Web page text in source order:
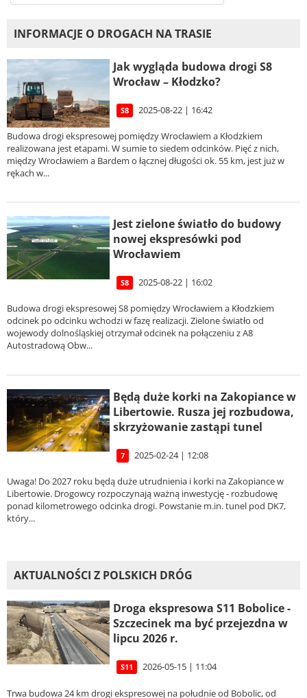
INFORMACJE O DROGACH NA TRASIE
Jak wygląda budowa drogi S8
Wrocław – Kłodzko?
S8 2025-08-22 | 16:42
Budowa drogi ekspresowej pomiędzy Wrocławiem a Kłodzkiem
realizowana jest etapami. W sumie to siedem odcinków. Pięć z nich,
między Wrocławiem a Bardem o łącznej długości ok. 55 km, jest już w
rękach w...
Jest zielone światło do budowy
nowej ekspresówki pod
Wrocławiem
S8 2025-08-22 | 16:02
Budowa drogi ekspresowej S8 pomiędzy Wrocławiem a Kłodzkiem
odcinek po odcinku wchodzi w fazę realizacji. Zielone światło od
wojewody dolnośląskiej otrzymał odcinek na połączeniu z A8
Autostradową Obw...
Będą duże korki na Zakopiance w
Libertowie. Rusza jej rozbudowa,
skrzyżowanie zastąpi tunel
7 2025-02-24 | 12:08
Uwaga! Do 2027 roku będą duże utrudnienia i korki na Zakopiance w
Libertowie. Drogowcy rozpoczynają ważną inwestycję - rozbudowę
ponad kilometrowego odcinka drogi. Powstanie m.in. tunel pod DK7,
który...
AKTUALNOŚCI Z POLSKICH DRÓG
Droga ekspresowa S11 Bobolice -
Szczecinek ma być przejezdna w
lipcu 2026 r.
S11 2026-05-15 | 11:04
Trwa budowa 24 km drogi ekspresowej na południe od Bobolic, od